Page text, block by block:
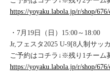
https://yoyaku.labola.jp/r/shop/
・7月19日（日）15:00～18:00
Jr,フェスタ2025 U-9[8人制サッ
ご予約はコチラ↓※残り1チーム
https://yoyaku.labola.jp/r/shop/